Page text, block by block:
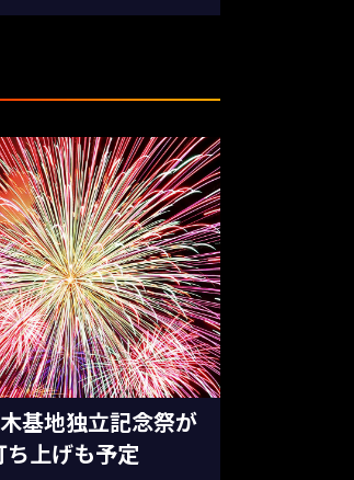
基地独立記念祭が
上げも予定